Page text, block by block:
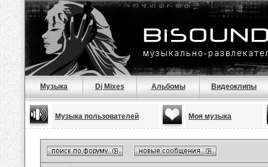
Музыка Dj Mixes Альбомы Видеоклипы
Музыка пользователей Моя музыка